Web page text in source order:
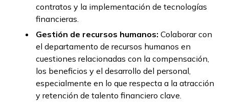
contratos y la implementación de tecnologías
financieras.
Gestión de recursos humanos: Colaborar con
el departamento de recursos humanos en
cuestiones relacionadas con la compensación,
los beneficios y el desarrollo del personal,
especialmente en lo que respecta a la atracción
y retención de talento financiero clave.